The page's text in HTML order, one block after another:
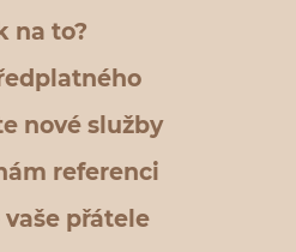
na to?
nové služby
referenci
vaše přátele